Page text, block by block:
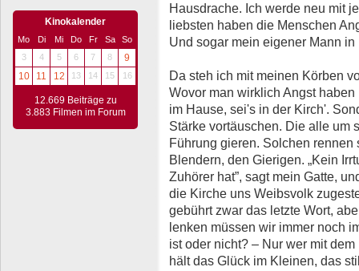
Kinokalender
Mo Di Mi Do Fr Sa
So
3
4 5 6 7 8
9
10
11 12 13 14 15 16
12.669 Beiträge zu
3.883 Filmen im Forum
Hausdrache. Ich werde neu mit
liebsten haben die Menschen
Und sogar mein eigener Mann
Da steh ich mit meinen Körben
Wovor man wirklich Angst
im Hause, sei's in der Kirch'.
Stärke vortäuschen. Die alle um
Führung gieren. Solchen rennen
Blendern, den Gierigen. „Kein
Zuhörer hat”, sagt mein Gatte,
die Kirche uns Weibsvolk
gebührt zwar das letzte Wort,
lenken müssen wir immer noch
ist oder nicht? – Nur wer mit
hält das Glück im Kleinen, das